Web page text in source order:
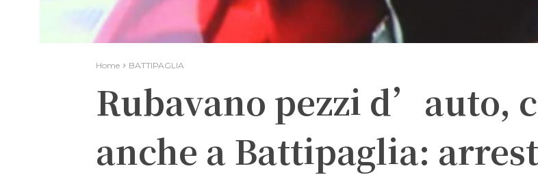
Home BATTIPAGLIA
Rubavano pezzi d’auto,
anche a Battipaglia: